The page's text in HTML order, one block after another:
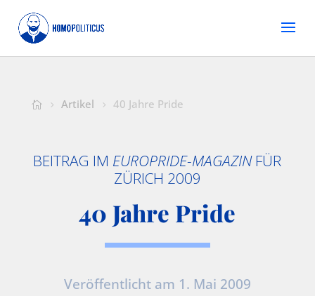
Artikel 40 Jahre Pride
BEITRAG IM EUROPRIDE-MAGAZINFÜR
ZÜRICH 2009
40 Jahre Pride
Veröffentlicht am 1. Mai 2009